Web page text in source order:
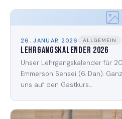
26. JANUAR 2026 ALLGEMEIN
Lehrgangskalender 2026
Unser Lehrgangskalender für
Emmerson Sensei (6. Dan).
uns auf den Gastkurs…